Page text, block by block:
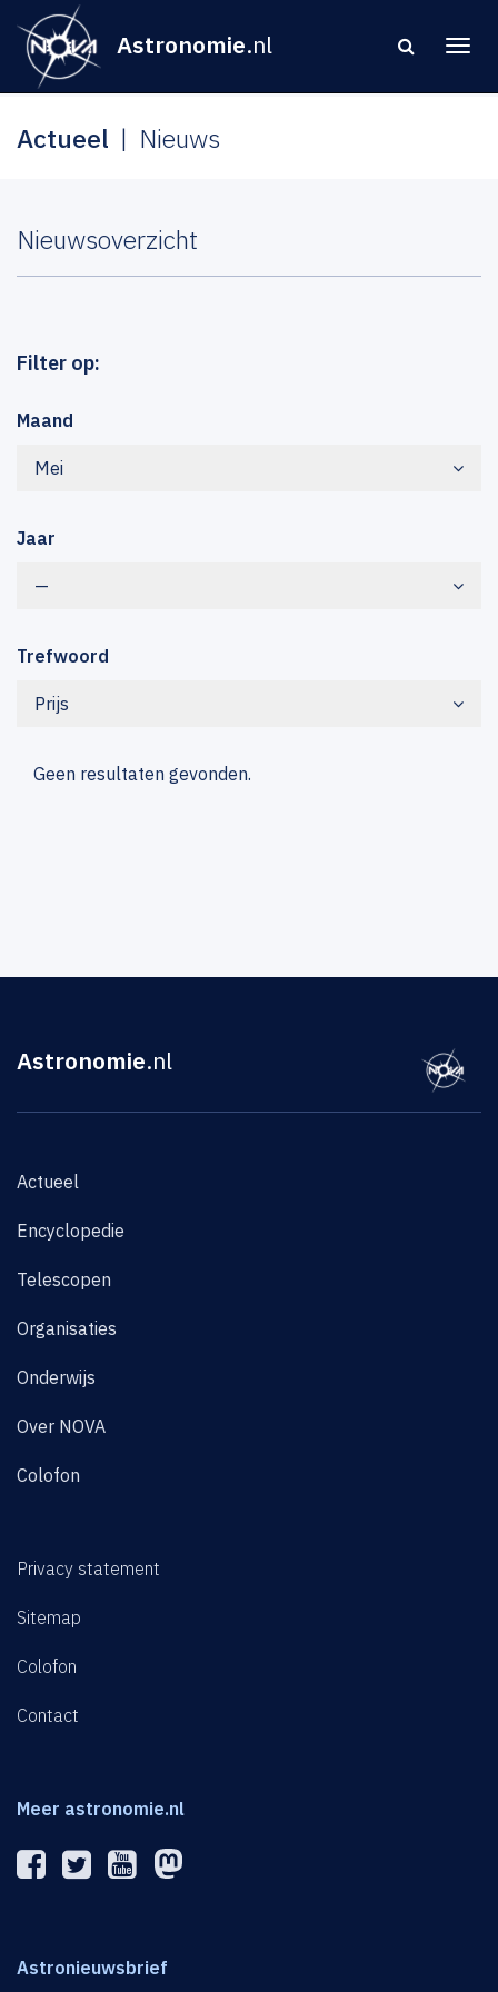
Astronomie.nl
Actueel Nieuws
Nieuwsoverzicht
Filter op:
Maand
Mei
Jaar
—
Trefwoord
Prijs
Geen resultaten gevonden.
Astronomie.nl
Actueel
Encyclopedie
Telescopen
Organisaties
Onderwijs
Over NOVA
Colofon
Privacy statement
Sitemap
Colofon
Contact
Meer astronomie.nl
Astronieuwsbrief